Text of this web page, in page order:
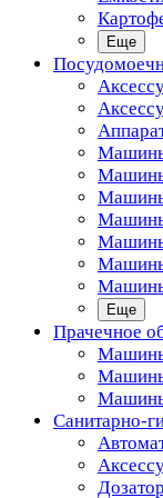
Еще
Машины
Машины
Еще
Прачечное
Машины
Санитарно-